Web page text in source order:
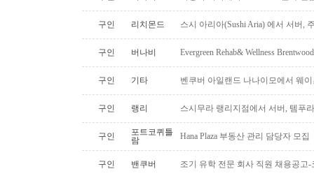
구인 리치몬드 스시 아리아(Sushi Aria) 에서 서버,
구인 버나비 Evergreen Rehab& Wellness
구인 기타 벤쿠버 아일랜드 나나이모에서 웨
구인 랭리 스시무라 랭리지점에서 서버, 템푸
구인
포트코퀴틀
람
Hana Plaza 부동산 관리 담당자 모집
구인 밴쿠버 조기 유학 전문 회사 직원 채용공고